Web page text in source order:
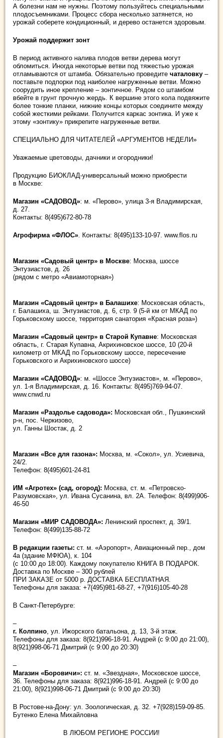
А болезни нам не нужны. Поэтому пользуйтесь специальными
плодосъемниками. Процесс сбора несколько затянется, но
урожай соберете кондиционный, и дерево останется здоровым.
Урожай поддержит зонт
В период активного налива плодов ветви дерева могут
обломиться. Иногда некоторые ветви под тяжестью урожая
отламываются от штамба. Обязательно проведите чаталовку –
поставьте подпорки под наиболее нагруженные ветви. Можно
соорудить иное крепление – зонтичное. Рядом со штамбом
вбейте в грунт прочную жердь. К вершине этого кола подвяжите
более тонкие планки, нижние концы которых соедините между
собой жесткими рейками. Получится каркас зонтика. И уже к
этому «зонтику» прикрепите нагруженные ветви.
СПЕЦИАЛЬНО ДЛЯ ЧИТАТЕЛЕЙ «АРГУМЕНТОВ НЕДЕЛИ»
Уважаемые цветоводы, дачники и огородники!
Продукцию БИОКЛАД-универсальный можно приобрести
в Москве:
Магазин «САДОВОД»: м. «Перово», улица 3-я Владимирская,
д. 27.
Контакты: 8(495)672-80-78
Агрофирма «ФЛОС». Контакты: 8(495)133-10-97. www.flos.ru
Магазин «Садовый центр» в Москве: Москва, шоссе
Энтузиастов, д. 26
(рядом с метро «Авиамоторная»)
Магазин «Садовый центр» в Балашихе: Московская область,
г. Балашиха, ш. Энтузиастов, д. 6, стр. 9 (5-й км от МКАД по
Горьковскому шоссе, территория санатория «Красная роза»)
Магазин «Садовый центр» в Старой Купавне: Московская
область, г. Старая Купавна, Акрихиновское шоссе, 10 (20-й
километр от МКАД по Горьковскому шоссе, пересечение
Горьковского и Акрихиновского шоссе)
Магазин «САДОВОД»: м. «Шоссе Энтузиастов», м. «Перово»,
ул. 1-я Владимирская, д. 16. Контакты: 8(495)769-94-07.
www.cnwd.ru
Магазин «Раздолье садовода»: Московская обл., Пушкинский
р-н, пос. Черкизово,
ул. Ганны Шостак, д. 2
Магазин «Все для газона»: Москва, м. «Сокол», ул. Усиевича,
24/2.
Телефон: 8(495)601-24-81
ИМ «Агротех» (сад, огород): Москва, ст. м. «Петровско-
Разумовская», ул. Ивана Сусанина, вл. 2А. Телефон: 8(499)906-
46-50
Магазин «МИР САДОВОДА»: Ленинский проспект, д. 39/1.
Телефон: 8(499)135-88-72
В редакции газеты: ст. м. «Аэропорт», Авиационный пер., дом
4а (здание МФЮА), к. 104
(с 10:00 до 18:00). Каждому покупателю КНИГА В ПОДАРОК.
Доставка по Москве – 300 рублей
ПРИ ЗАКАЗЕ от 5000 р. ДОСТАВКА БЕСПЛАТНАЯ.
Телефоны для заказа: +7(495)981-68-27, +7(916)105-40-28
В Санкт-Петербурге:
–
г. Колпино, ул. Ижорского батальона, д. 13, 3-й этаж.
Телефоны для заказа: 8(921)996-18-91. Андрей (с 9:00 до 21:00),
8(921)998-06-71 Дмитрий (с 9:00 до 20:30)
–
Магазин «Боровичи»: ст. м. «Звездная», Московское шоссе,
36. Телефоны для заказа: 8(921)996-18-91. Андрей (с 9:00 до
21:00), 8(921)998-06-71 Дмитрий (с 9:00 до 20:30)
В Ростове-на-Дону: ул. Зоологическая, д. 32. +7(928)159-09-85.
Бутенко Елена Михайловна
В ЛЮБОМ РЕГИОНЕ РОССИИ!